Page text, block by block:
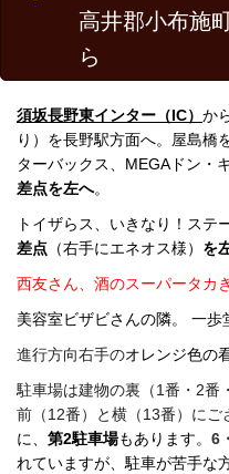
高井郡小布施
ら
須坂長野東インター（IC） か
り）を長野駅方面へ。屋島橋
ターバックス、MEGAドン・
差点を左へ。
トイザらス、いきなり！ステ
差点 （右手にエネオス様） を
西友さん、酒のスーパータカ
美容室ビザビさんの隣。 一歩
進行方向右手のオレンジ色の
駐車場は建物の裏（1番・2番
前（12番）と横（13番）にご
に、 第2駐車場もあります。 6
れていますが、駐車が苦手な